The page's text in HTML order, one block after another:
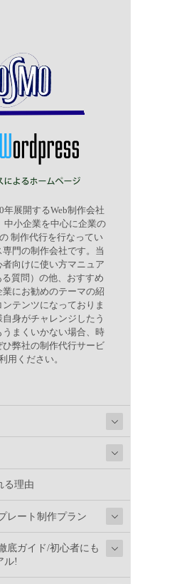
年展開するWeb制作会社
中小企業を中心に企業の
制作代行を行なってい
門の制作会社です。当
向けに使い方マニュア
る質問）の他、おすすめ
にお勧めのテーマの紹
テンツになっておりま
身がチャレンジしたう
うまくいかない場合、時
弊社の制作代行サービ
用ください。
る理由
レート制作プラン
底ガイド/初心者にも
ル!